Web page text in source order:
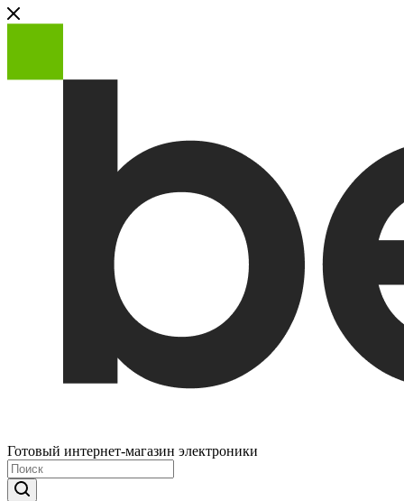
Готовый интернет-магазин электроники